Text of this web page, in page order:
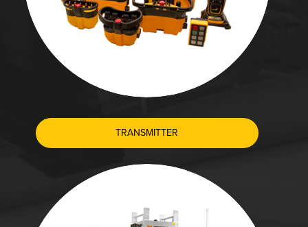
TRANSMITTER